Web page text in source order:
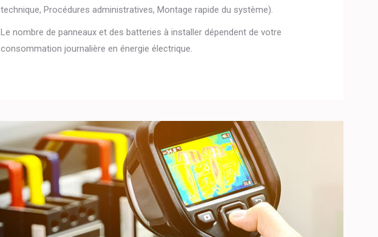
technique, Procédures administratives, Montage rapide du système).
Le nombre de panneaux et des batteries à installer dépendent de votre
consommation journalière en énergie électrique.